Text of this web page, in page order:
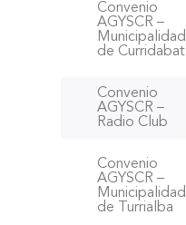
Convenio
AGYSCR –
Municipalidad
de Curridabat
Convenio
AGYSCR –
Radio Club
Convenio
AGYSCR –
Municipalidad
de Turrialba